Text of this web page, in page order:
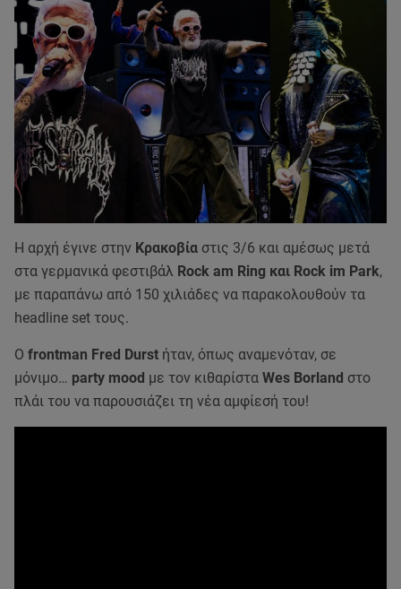
Η αρχή έγινε στην Κρακοβία στις 3/6 και αμέσως μετά
στα γερμανικά φεστιβάλ Rock am Ring και Rock im Park,
με παραπάνω από 150 χιλιάδες να παρακολουθούν τα
headline set τους.
Ο frontman Fred Durst ήταν, όπως αναμενόταν, σε
μόνιμο… party mood με τον κιθαρίστα Wes Borland στο
πλάι του να παρουσιάζει τη νέα αμφίεσή του!